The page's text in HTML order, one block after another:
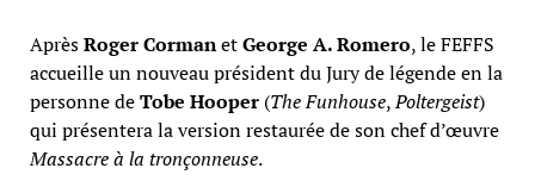
AprèsRoger CormanetGeorge A. Romero, le FEFFS
accueille un nouveau président du Jury de légende en la
personne deTobe Hooper(The Funhouse,Poltergeist)
qui présentera la version restaurée de son chef d’œuvre
Massacre à la tronçonneuse.